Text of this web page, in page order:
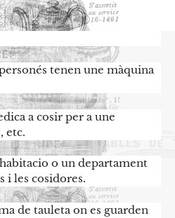
tenen une màquina
a cosir per a une
etc.
o un departament
i les cosidores.
de tauleta on es guarden